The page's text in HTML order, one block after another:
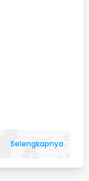
Selengkapnya